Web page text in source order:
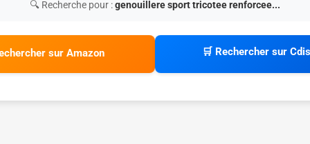
🔍 Recherche pour :genouillere sport tricotee renforcee...
sur Amazon 🛒 Rechercher sur